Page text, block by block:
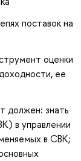
поставок на
оценки
ее
должен: знать
в управлении
в СВК;